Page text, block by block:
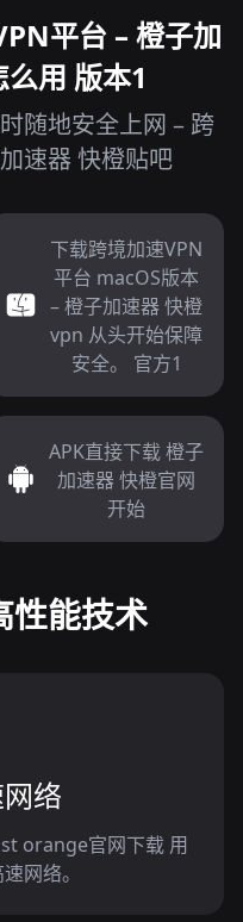
平台 – 橙子加
用 版本1
随地安全上网 – 跨
速器 快橙贴吧
下载跨境加速VPN
平台 macOS版本
– 橙子加速器 快橙
vpn 从头开始保障
安全。 官方1
APK直接下载 橙子
加速器 快橙官网
开始
性能技术
络
orange官网下载 用
网络。